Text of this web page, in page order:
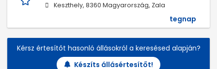
Keszthely, 8360 Magyarország, Zala
tegnap
Kérsz értesítőt hasonló állásokról a keresésed alapján?
Készíts állásértesítőt!